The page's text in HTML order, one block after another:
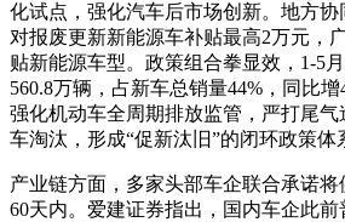
化试点，强化汽车后市场创新。地方
对报废更新新能源车补贴最高2万元，
贴新能源车型。政策组合拳显效，1-5
560.8万辆，占新车总销量44%，同比
强化机动车全周期排放监管，严打尾气
车淘汰，形成“促新汰旧”的闭环政策体
产业链方面，多家头部车企联合承诺
60天内。爱建证券指出，国内车企此前